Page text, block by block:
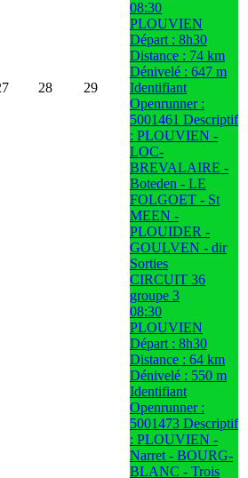
28 29
08:30
PLOUVIEN
Départ : 8h30
Distance : 74 km
Dénivelé : 647 m
Identifiant
Openrunner :
5001461 Descriptif
: PLOUVIEN -
LOC-
BREVALAIRE -
Boteden - LE
FOLGOET - St
MEEN -
PLOUIDER -
GOULVEN - dir
Sorties
CIRCUIT 36
groupe 3
08:30
PLOUVIEN
Départ : 8h30
Distance : 64 km
Dénivelé : 550 m
Identifiant
Openrunner :
5001473 Descriptif
: PLOUVIEN -
Narret - BOURG-
BLANC - Trois